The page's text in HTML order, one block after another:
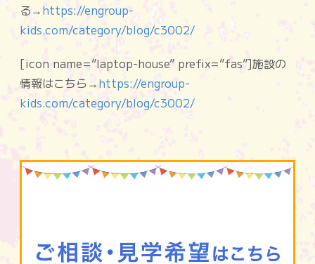
る→https://engroup-
kids.com/category/blog/c3002/
[icon name=”laptop-house” prefix=”fas”]施設の
情報はこちら→https://engroup-
kids.com/category/blog/c3002/